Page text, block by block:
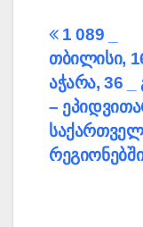
1 089 _
თბილისი,
აჭარა, 36 _
–